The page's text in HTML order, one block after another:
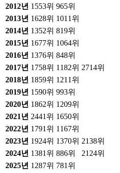
2012년 1553위 965위
2013년 1628위 1011위
2014년 1352위 819위
2015년 1677위 1064위
2016년 1376위 848위
2017년 1758위 1182위 2714위
2018년 1859위 1211위
2019년 1590위 993위
2020년 1862위 1209위
2021 년 2441위 1650위
2022년 1791위 1167위
2023년 1924위 1370위 2138위
2024년 1381위 886위
2124위
2025년 1287위 781위